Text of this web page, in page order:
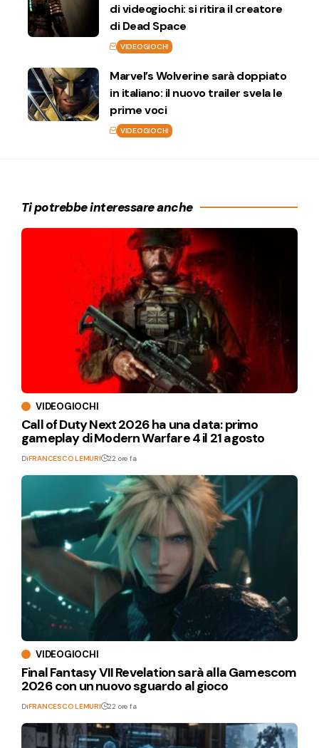
di videogiochi: si ritira il creatore
di Dead Space
VIDEOGIOCHI
Marvel’s Wolverine sarà doppiato
in italiano: il nuovo trailer svela le
prime voci
VIDEOGIOCHI
Ti potrebbe interessare anche
VIDEOGIOCHI
Call of Duty Next 2026 ha una data: primo
gameplay di Modern Warfare 4 il 21 agosto
DiFRANCESCO LEMURI 22 ore fa
VIDEOGIOCHI
Final Fantasy VII Revelation sarà alla Gamescom
2026 con un nuovo sguardo al gioco
DiFRANCESCO LEMURI 22 ore fa